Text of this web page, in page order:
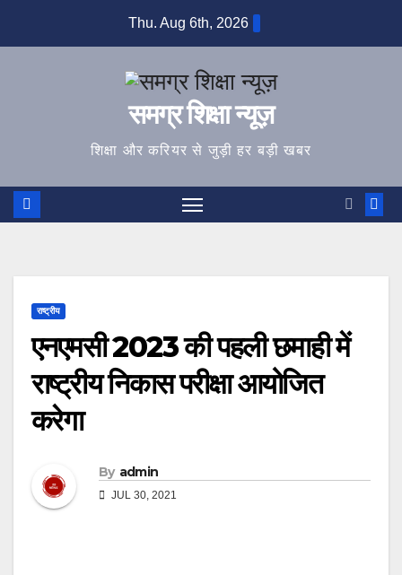
Thu. Aug 6th, 2026
समग्र शिक्षा न्यूज़
शिक्षा और करियर से जुड़ी हर बड़ी खबर
राष्ट्रीय
एनएमसी 2023 की पहली छमाही में
राष्ट्रीय निकास परीक्षा आयोजित
करेगा
By admin
JUL 30, 2021